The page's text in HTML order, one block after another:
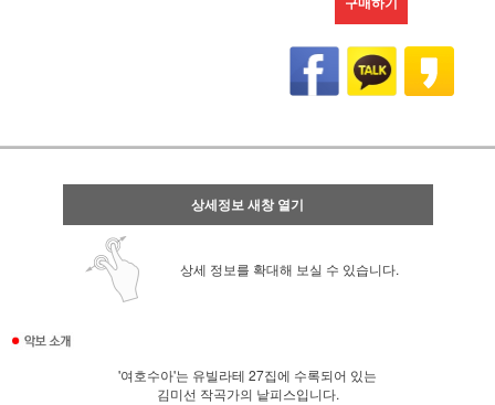
상세정보 새창 열기
상세 정보를 확대해 보실 수 있습니다.
'여호수아'는 유빌라테 27집에 수록되어 있는
김미선 작곡가의 낱피스입니다.